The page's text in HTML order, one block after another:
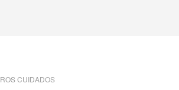
CUIDADOS